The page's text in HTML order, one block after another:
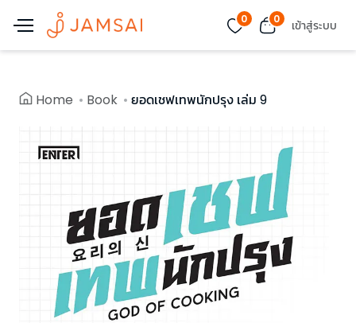
0 0 เข้าสู่ระบบ
Home Book ยอดเชฟเทพนักปรุง เล่ม 9